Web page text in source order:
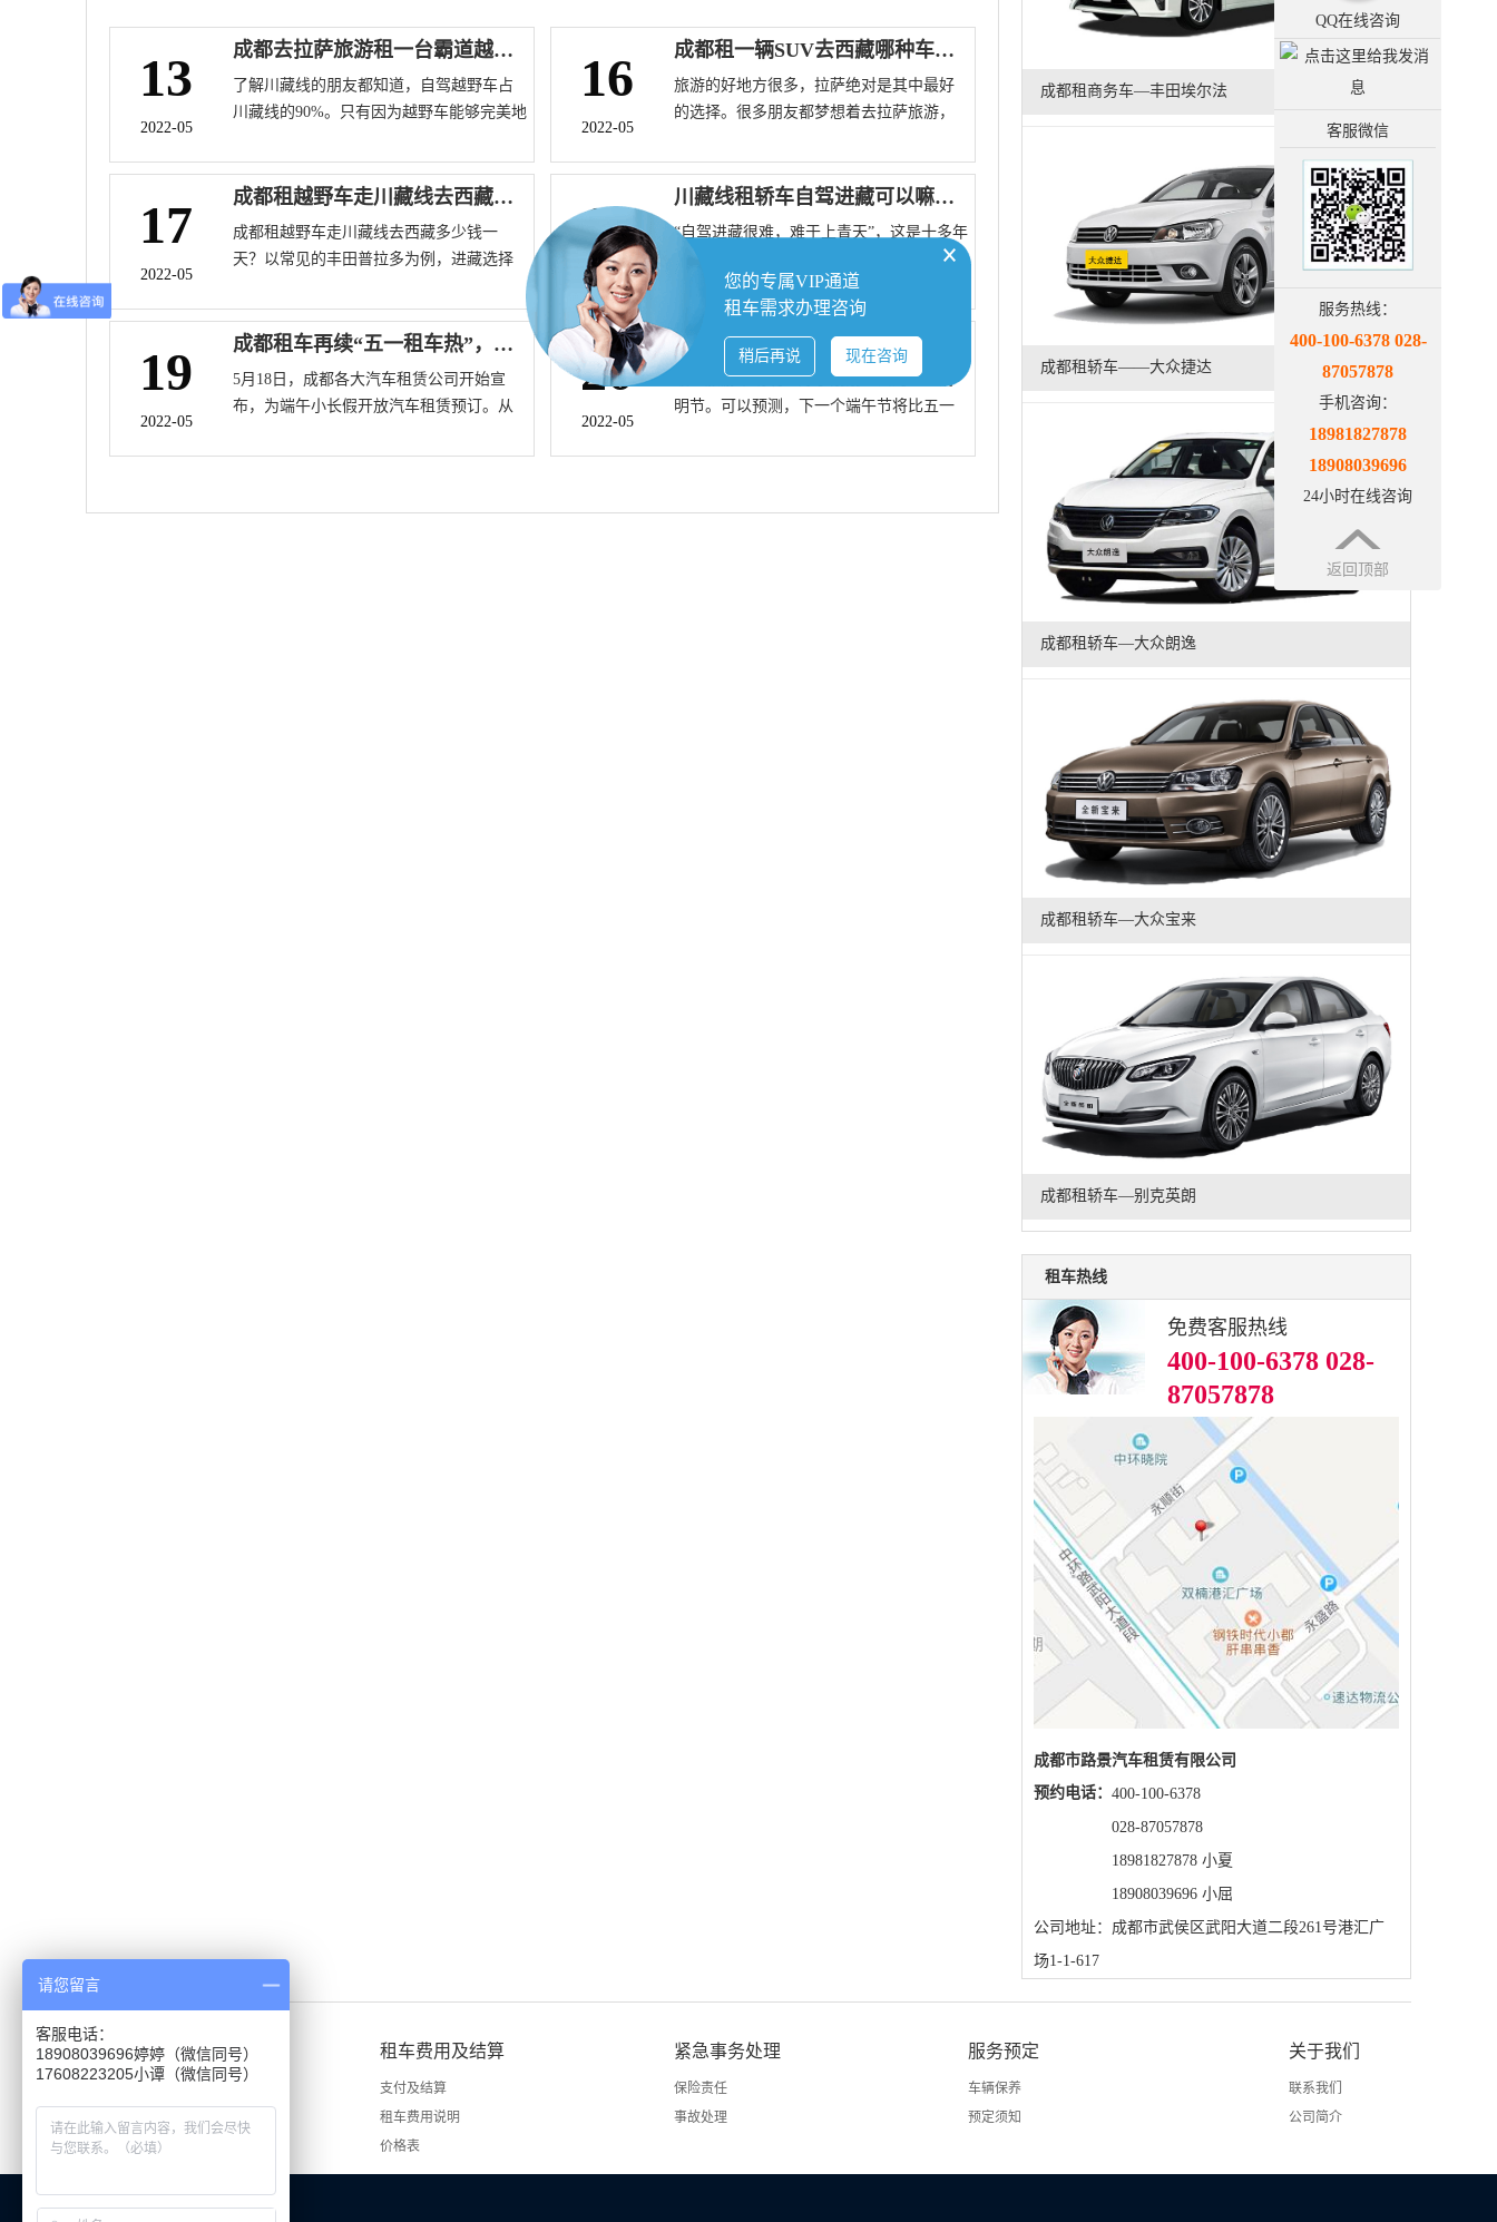
13
2022-05
成都去拉萨旅游租一台霸道越野车需要多少钱？
了解川藏线的朋友都知道，自驾越野车占
川藏线的90%。只有因为越野车能够完美地
性能差的车，面对极端恶劣的路况你也只
能干着急。因此，为了安全起见，选择越
16
2022-05
成都租一辆SUV去西藏哪种车型更合适？
旅游的好地方很多，拉萨绝对是其中最好
的选择。很多朋友都梦想着去拉萨旅游，
不知道成都租一辆越野车到西藏哪个车型
号更好，下面让我向您大家介绍一下。
17
2022-05
成都租越野车走川藏线去西藏多少钱一天？
成都租越野车走川藏线去西藏多少钱一
天？以常见的丰田普拉多为例，进藏选择
为650-800元，每天里程限制约300公里/
天，超公里收费1.5元/公里，如果你想在整
18
2022-05
川藏线租轿车自驾进藏可以嘛？费用怎么计算？
“自驾进藏很难，难于上青天”，这是十多年
前神秘西藏的真实写照。近年来，很多司
机都租车自驾进藏，但川藏线的困难不在
于区分路况，而在于季节性对车况的影
响，繁杂的路况对于车辆是一个大考验，
稍不注意就会抛锚。那川藏线租轿车自驾
19
2022-05
成都租车再续“五一租车热”，提前开放端午车辆预订
5月18日，成都各大汽车租赁公司开始宣
布，为端午小长假开放汽车租赁预订。从
上的应用程序，预订6月2日至6月5日的端
制和特殊的提前还款规定。
20
2022-05
最近旅游市场明显好于刚刚过去的五一清
明节。可以预测，下一个端午节将比五一
节租车预订，全力做好准备，确保疫情期
成都租商务车—丰田埃尔法
成都租轿车——大众捷达
成都租轿车—大众朗逸
成都租轿车—大众宝来
成都租轿车—别克英朗
租车热线
免费客服热线
400-100-6378 028-
87057878
成都市路景汽车租赁有限公司
预约电话： 400-100-6378
028-87057878
18981827878 小夏
18908039696 小屈
公司地址：成都市武侯区武阳大道二段261号港汇广
场1-1-617
租车说明
租车流程
租车费用及结算
支付及结算
租车费用说明
价格表
紧急事务处理
保险责任
事故处理
服务预定
车辆保养
预定须知
关于我们
联系我们
公司简介
QQ在线咨询
客服微信
服务热线：
400-100-6378 028-
87057878
手机咨询：
18981827878
18908039696
24小时在线咨询
返回顶部
您的专属VIP通道
租车需求办理咨询
稍后再说 现在咨询
请您留言
客服电话：
18908039696婷婷（微信同号）